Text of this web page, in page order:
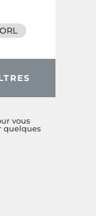
vous
quelques